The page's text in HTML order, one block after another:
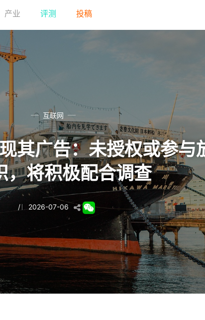
产业 评测 投稿
互联网
其广告：未授权或参与
，将积极配合调查
/ 2026-07-06